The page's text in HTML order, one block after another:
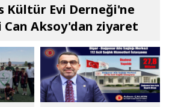
Kültür Evi Derneği'ne
Can Aksoy'dan ziyaret